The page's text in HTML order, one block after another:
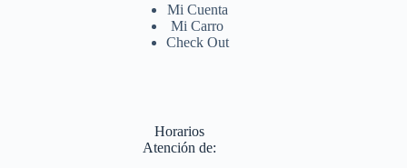
Mi Cuenta
Mi Carro
Check Out
Horarios
Atención de: